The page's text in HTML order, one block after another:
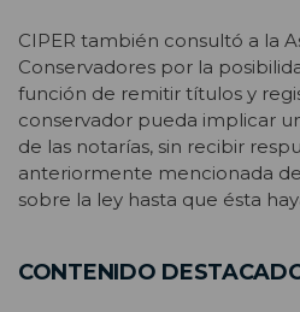
CIPER también consultó a la
Conservadores por la
función de remitir títulos y
conservador pueda implicar
de las notarías, sin recibir
anteriormente mencionada
sobre la ley hasta que ésta
CONTENIDO